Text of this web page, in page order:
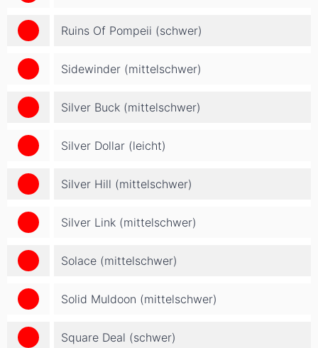
Ruins Of Pompeii (schwer)
Sidewinder (mittelschwer)
Silver Buck (mittelschwer)
Silver Dollar (leicht)
Silver Hill (mittelschwer)
Silver Link (mittelschwer)
Solace (mittelschwer)
Solid Muldoon (mittelschwer)
Square Deal (schwer)